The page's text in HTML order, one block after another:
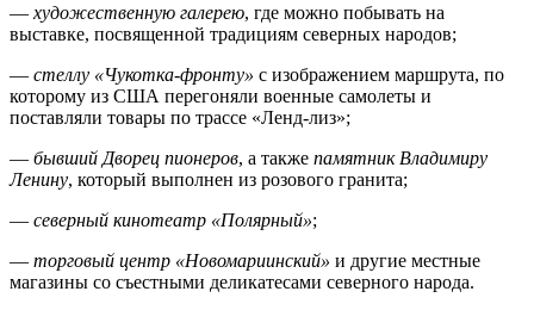
— художественную галерею, где можно побывать на
выставке, посвященной традициям северных народов;
— стеллу «Чукотка-фронту» с изображением маршрута, по
которому из США перегоняли военные самолеты и
поставляли товары по трассе «Ленд-лиз»;
— бывший Дворец пионеров, а также памятник Владимиру
Ленину, который выполнен из розового гранита;
— северный кинотеатр «Полярный»;
— торговый центр «Новомариинский» и другие местные
магазины со съестными деликатесами северного народа.